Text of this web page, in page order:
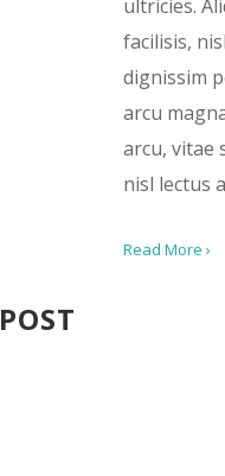
ultricies.
facilisis,
dignissim
arcu
arcu, vitae
nisl lectus
Read More ›